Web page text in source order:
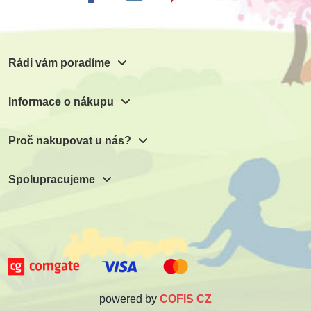
Rádi vám poradíme
Informace o nákupu
Proč nakupovat u nás?
Spolupracujeme
powered by COFIS CZ